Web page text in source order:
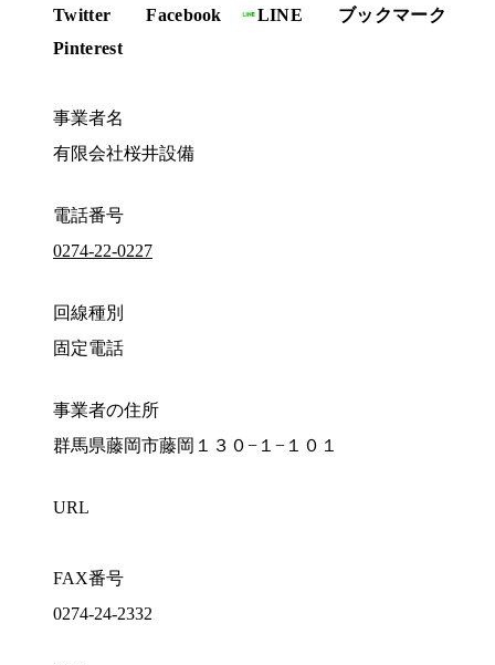
Twitter Facebook LINE
ブックマーク
Pinterest
事業者名
有限会社桜井設備
電話番号
0274-22-0227
回線種別
固定電話
事業者の住所
群馬県藤岡市藤岡１３０−１−１０１
URL
FAX番号
0274-24-2332